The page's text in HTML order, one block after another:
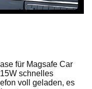
für Magsafe Car
schnelles
voll geladen, es